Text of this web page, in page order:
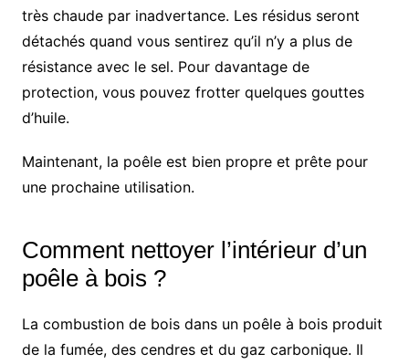
très chaude par inadvertance. Les résidus seront
détachés quand vous sentirez qu’il n’y a plus de
résistance avec le sel. Pour davantage de
protection, vous pouvez frotter quelques gouttes
d’huile.
Maintenant, la poêle est bien propre et prête pour
une prochaine utilisation.
Comment nettoyer l’intérieur d’un
poêle à bois ?
La combustion de bois dans un poêle à bois produit
de la fumée, des cendres et du gaz carbonique. Il